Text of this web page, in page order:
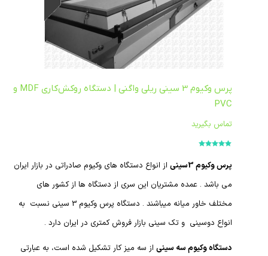
پرس وکیوم 3 سینی ریلی واگنی | دستگاه روکش‌کاری MDF و
PVC
تماس بگیرید
پرس وکیوم 3سینی
از انواع دستگاه های وکیوم صادراتی در بازار ایران
می باشد . عمده مشتریان این سری از دستگاه ها از کشور های
مختلف خاور میانه میباشند . دستگاه پرس وکیوم 3 سینی نسبت به
انواع دوسینی و تک سینی بازار فروش کمتری در ایران دارد .
دستگاه وکیوم سه سینی از سه میز کار تشکیل شده است، به عبارتی